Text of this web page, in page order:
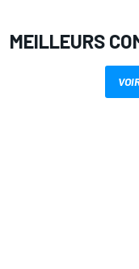
MEILLEURS